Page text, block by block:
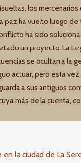
los
paz ha vuelto luego
ha sido
un proyecto: La
se ocultan a la
actuar, pero esta vez
a sus antiguos
más de la cuenta,
en la ciudad de La